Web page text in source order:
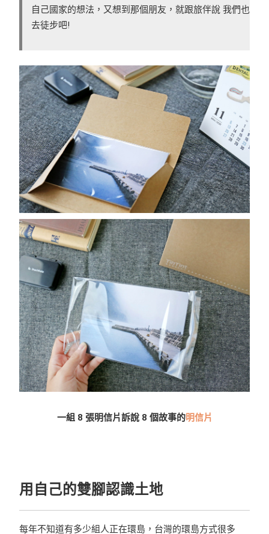
自己國家的想法，又想到那個朋友，就跟旅伴說 我們也
去徒步吧!
一組 8 張明信片訴說 8 個故事的明信片
用自己的雙腳認識土地
每年不知道有多少組人正在環島，台灣的環島方式很多